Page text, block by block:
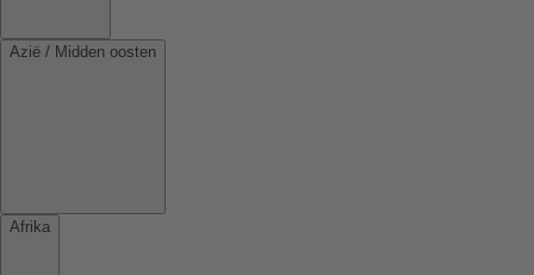
Azië / Midden oosten
Afrika